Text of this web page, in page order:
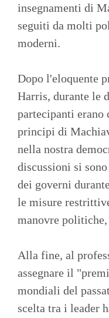
insegnamenti di
seguiti da molti
moderni.
Dopo l'eloquente
Harris, durante le
partecipanti erano
principi di
nella nostra
discussioni si
dei governi
le misure
manovre politiche,
Alla fine, al
assegnare il
mondiali del
scelta tra i leader